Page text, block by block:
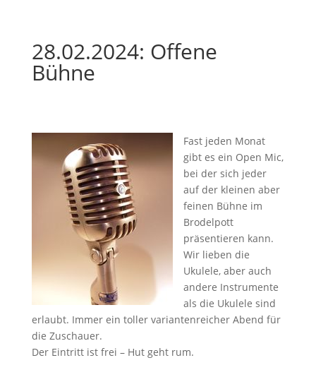
28.02.2024: Offene
Bühne
Fast jeden Monat
gibt es ein Open Mic,
bei der sich jeder
auf der kleinen aber
feinen Bühne im
Brodelpott
präsentieren kann.
Wir lieben die
Ukulele, aber auch
andere Instrumente
als die Ukulele sind
erlaubt. Immer ein toller variantenreicher Abend für
die Zuschauer.
Der Eintritt ist frei – Hut geht rum.